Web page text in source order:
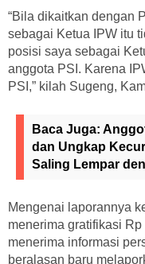
“Bila dikaitkan dengan
sebagai Ketua IPW itu
posisi saya sebagai
anggota PSI. Karena
PSI,” kilah Sugeng,
Baca Juga:
dan Ungkap
Saling Lempar
Mengenai laporannya
menerima gratifikasi
menerima informasi
beralasan baru